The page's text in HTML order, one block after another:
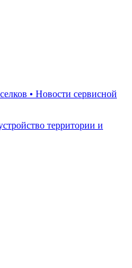
• Новости сервисной
территории и